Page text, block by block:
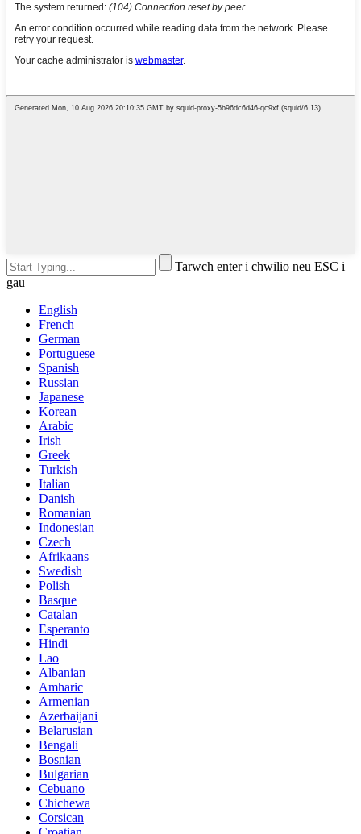
Tarwch enter i chwilio neu ESC i
gau
English
French
German
Portuguese
Spanish
Russian
Japanese
Korean
Arabic
Irish
Greek
Turkish
Italian
Danish
Romanian
Indonesian
Czech
Afrikaans
Swedish
Polish
Basque
Catalan
Esperanto
Hindi
Lao
Albanian
Amharic
Armenian
Azerbaijani
Belarusian
Bengali
Bosnian
Bulgarian
Cebuano
Chichewa
Corsican